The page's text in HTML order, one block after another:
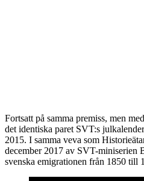
Fortsatt på samma premiss, men
det identiska paret SVT:s
2015. I samma veva som
december 2017 av SVT-miniserien
svenska emigrationen från 1850 till